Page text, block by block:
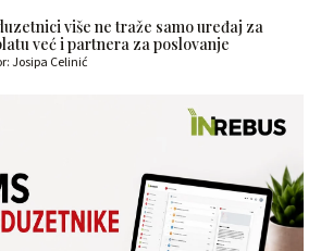
više ne traže samo uređaj za
već i partnera za poslovanje
Josipa Celinić